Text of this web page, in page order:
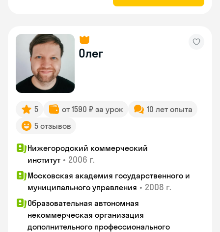
Олег
5 от 1590 ₽ за урок
10 лет опыта
5 отзывов
Нижегородский коммерческий
институт • 2006 г.
Московская академия государственного и
муниципального управления • 2008 г.
Образовательная автономная
некоммерческая организация
дополнительного профессионального